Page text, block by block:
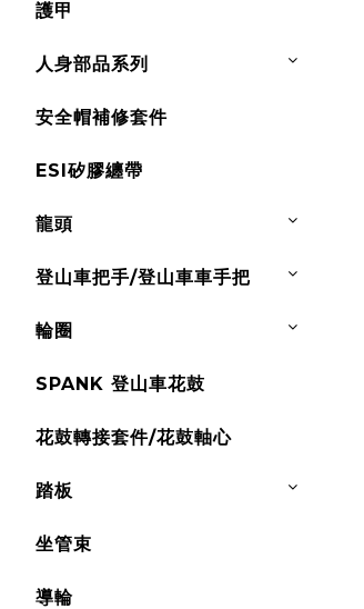
護甲
人身部品系列
安全帽補修套件
ESI矽膠纏帶
龍頭
登山車把手/登山車車手把
輪圈
SPANK 登山車花鼓
花鼓轉接套件/花鼓軸心
踏板
坐管束
導輪